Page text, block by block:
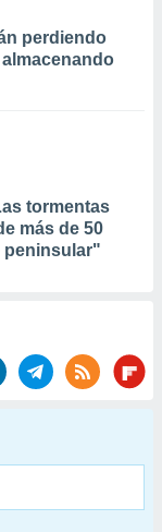
perdiendo
tormentas
más de 50
peninsular"